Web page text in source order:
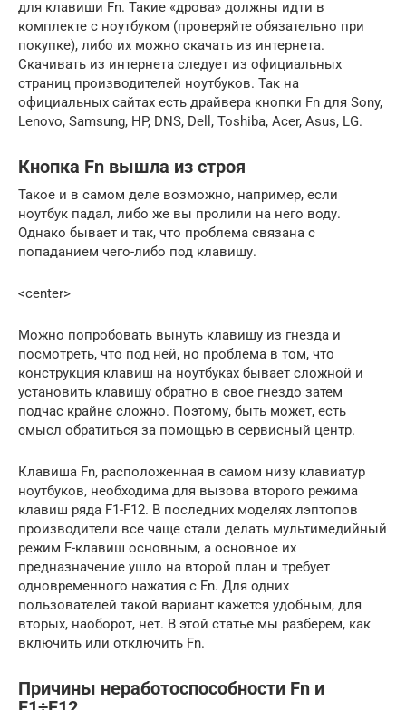
для клавиши Fn. Такие «дрова» должны идти в
комплекте с ноутбуком (проверяйте обязательно при
покупке), либо их можно скачать из интернета.
Скачивать из интернета следует из официальных
страниц производителей ноутбуков. Так на
официальных сайтах есть драйвера кнопки Fn для Sony,
Lenovo, Samsung, HP, DNS, Dell, Toshiba, Acer, Asus, LG.
Кнопка Fn вышла из строя
Такое и в самом деле возможно, например, если
ноутбук падал, либо же вы пролили на него воду.
Однако бывает и так, что проблема связана с
попаданием чего-либо под клавишу.
<center>
Можно попробовать вынуть клавишу из гнезда и
посмотреть, что под ней, но проблема в том, что
конструкция клавиш на ноутбуках бывает сложной и
установить клавишу обратно в свое гнездо затем
подчас крайне сложно. Поэтому, быть может, есть
смысл обратиться за помощью в сервисный центр.
Клавиша Fn, расположенная в самом низу клавиатур
ноутбуков, необходима для вызова второго режима
клавиш ряда F1-F12. В последних моделях лэптопов
производители все чаще стали делать мультимедийный
режим F-клавиш основным, а основное их
предназначение ушло на второй план и требует
одновременного нажатия с Fn. Для одних
пользователей такой вариант кажется удобным, для
вторых, наоборот, нет. В этой статье мы разберем, как
включить или отключить Fn.
Причины неработоспособности Fn и